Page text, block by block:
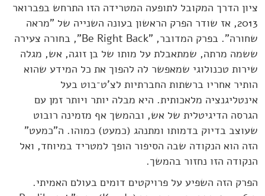
ציון הדרך המקובל לתופעה המטרידה הזו התרחש בפברואר
2013, אז שודר הפרק הראשון בעונה השנייה של "מראה
שחורה". בפרק המדובר, "Be Right Back", בחורה צעירה
ששמה מרתה, שמתאבלת על מותו של בן זוגה, אש, מגלה
שירות טכנולוגי שמאפשר לה להפוך את כל המידע שהוא
הותיר אחריו ברשתות החברתיות לצ'ט־בוט בעל
אינטליגנציה מלאכותית. היא מבלה יותר ויותר זמן עם
הגרסה הדיגיטלית של אש, ובהמשך אף מזמינה רובוט
שעוצב בדיוק בדמותו ומתנהג (כמעט) כמוהו. ה"כמעט"
הזה הוא הנקודה שבה הסיפור הופך למטריד במיוחד, ואל
הנקודה הזו נחזור בהמשך.
הפרק הזה השפיע על פרויקטים דומים בעולם האמיתי.